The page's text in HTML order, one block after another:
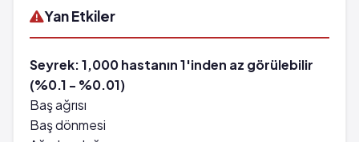
Yan Etkiler
Seyrek: 1,000 hastanın 1'inden az görülebilir
(%0.1 - %0.01)
Baş ağrısı
Baş dönmesi